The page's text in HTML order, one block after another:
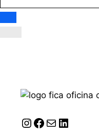
Instagram
Facebook
Correio
LinkedIn